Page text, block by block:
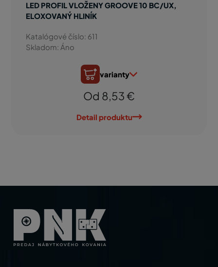
LED PROFIL VLOŽENY GROOVE 10 BC/UX,
ELOXOVANÝ HLINÍK
Katalógové číslo: 611
Skladom: Áno
varianty
Od 8,53 €
Detail produktu